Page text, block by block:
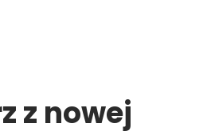
z nowej